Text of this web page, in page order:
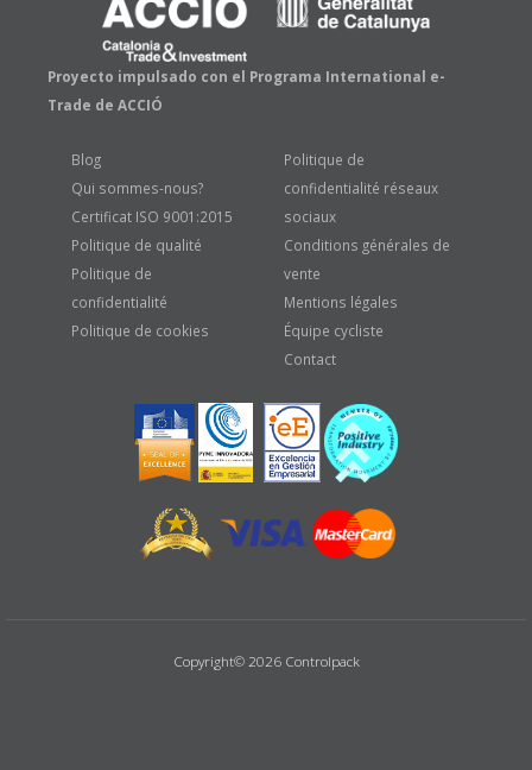
Proyecto impulsado con el Programa International e-
Trade de ACCIÓ
Blog
Qui sommes-nous?
Certificat ISO 9001:2015
Politique de qualité
Politique de
confidentialité
Politique de cookies
Politique de
confidentialité réseaux
sociaux
Conditions générales de
vente
Mentions légales
Équipe cycliste
Contact
Copyright© 2026 Controlpack